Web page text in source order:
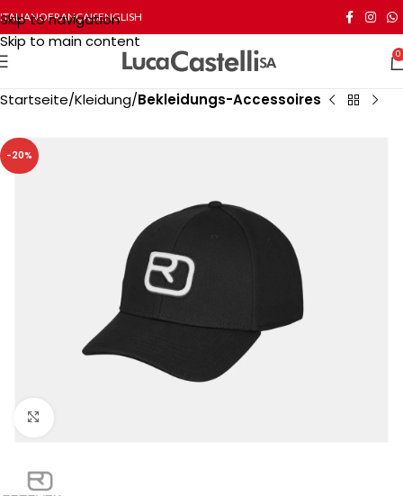
Skip to navigation
Skip to main content
ITALIANOFRANÇAISENGLISH
0
Startseite Kleidung Bekleidungs-Accessoires
-20%